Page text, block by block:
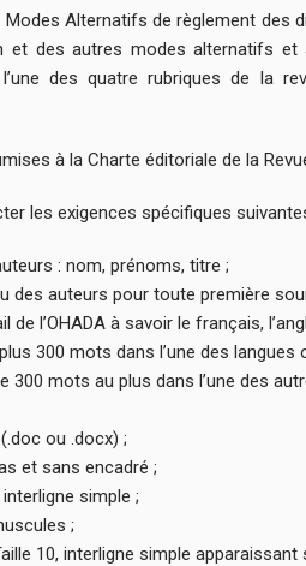
Alternatifs de règlement des
et des autres modes alternatifs
des quatre rubriques de la
à la Charte éditoriale de la Revue
les exigences spécifiques
: nom, prénoms, titre ;
auteurs pour toute première
l’OHADA à savoir le français,
300 mots dans l’une des
mots au plus dans l’une des
ou .docx) ;
et sans encadré ;
simple ;
;
10, interligne simple